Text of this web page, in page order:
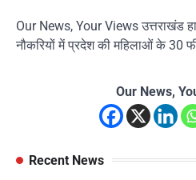
Our News, Your Views उत्तराखंड
नौकरियों में प्रदेश की महिलाओं के 30
Our News,
Recent News